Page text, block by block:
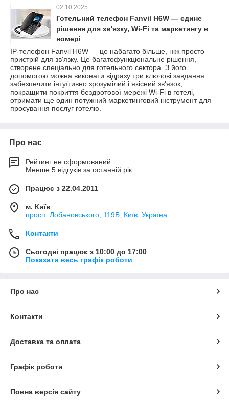
02.10.2025
Готельний телефон Fanvil H6W — єдине
рішення для зв'язку, Wi-Fi та маркетингу в
номері
IP-телефон Fanvil H6W — це набагато більше, ніж просто
пристрій для зв'язку. Це багатофункціональне рішення,
створене спеціально для готельного сектора. З його
допомогою можна виконати відразу три ключові завдання:
забезпечити інтуїтивно зрозумілий і якісний зв'язок,
покращити покриття бездротової мережі Wi-Fi в готелі,
отримати ще один потужний маркетинговий інструмент для
просування послуг готелю.
Про нас
Рейтинг не сформований
Менше 5 відгуків за останній рік
Працює з 22.04.2011
м. Київ
просп. Лобановського, 119Б, Київ, Україна
Контакти
Сьогодні працює з 10:00 до 17:00
Показати весь графік роботи
Про нас
Контакти
Доставка та оплата
Графік роботи
Повна версія сайту